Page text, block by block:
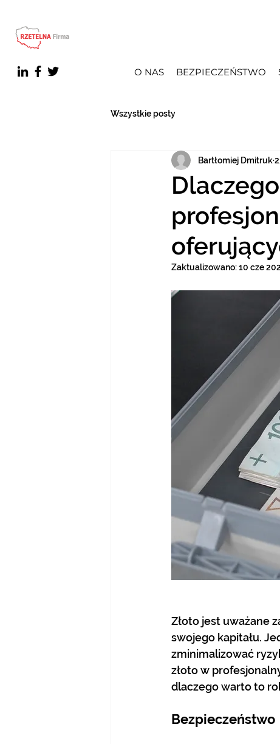
O NAS BEZPIECZEŃSTWO
Wszystkie posty
Bartłomiej Dmitruk
Zaktualizowano:10 cze
Złoto jest uważane
swojego kapitału.
zminimalizować
złoto w
dlaczego warto to
Bezpieczeństwo